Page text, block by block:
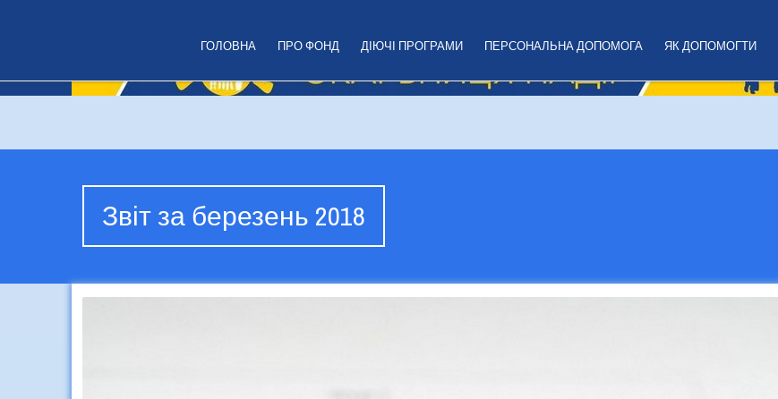
ГОЛОВНА ПРО ФОНД ДІЮЧІ ПРОГРАМИ ПЕРСОНАЛЬНА ДОПОМОГА ЯК ДОПОМОГТИ
Звіт за березень 2018